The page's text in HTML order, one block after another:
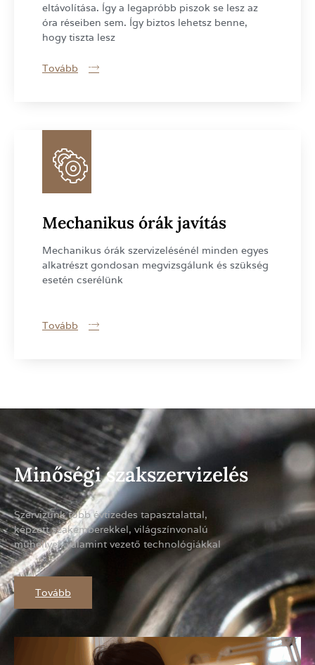
eltávolítása. Így a legapróbb piszok se lesz az
óra réseiben sem. Így biztos lehetsz benne,
hogy tiszta lesz
Tovább
Mechanikus órák javítás
Mechanikus órák szervizelésénél minden egyes
alkatrészt gondosan megvizsgálunk és szükség
esetén cserélünk
Tovább
Minőségi szakszervizelés
Szervizünk több évtizedes tapasztalattal,
képzett szakemberekkel, világszínvonalú
műhellyel, valamint vezető technológiákkal
Tovább